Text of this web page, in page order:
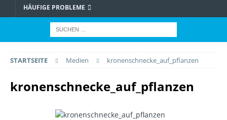
HÄUFIGE PROBLEME
STARTSEITE Medien kronenschnecke_auf_pflanzen
kronenschnecke_auf_pflanzen